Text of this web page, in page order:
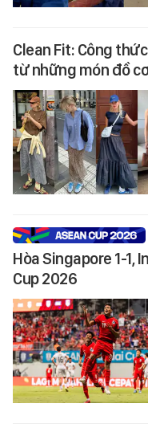
Clean Fit: Công
từ những món đồ
Hòa Singapore 1-1,
Cup 2026